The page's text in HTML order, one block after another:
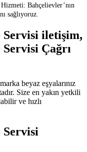
Bahçelievler’nın
sağlıyoruz.
iletişim,
Çağrı
beyaz eşyalarınız
Size en yakın yetkili
ve hızlı